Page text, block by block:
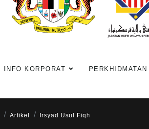
INFO KORPORAT PERKHIDMATAN
Artikel Irsyad Usul Fiqh